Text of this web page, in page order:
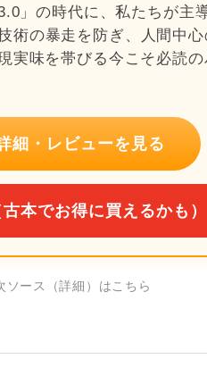
」の時代に、私たちが主
術の暴走を防ぎ、人間中
味を帯びる今こそ必読の
細・レビューを見る
本でお得に買えるかも）
ソース（詳細）はこちら